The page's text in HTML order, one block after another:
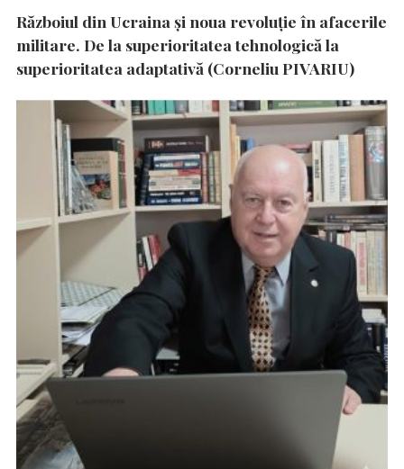
Războiul din Ucraina și noua revoluție în afacerile
militare. De la superioritatea tehnologică la
superioritatea adaptativă (Corneliu PIVARIU)